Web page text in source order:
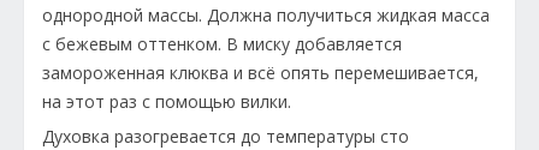
однородной массы. Должна получиться жидкая масса
с бежевым оттенком. В миску добавляется
замороженная клюква и всё опять перемешивается,
на этот раз с помощью вилки.
Духовка разогревается до температуры сто